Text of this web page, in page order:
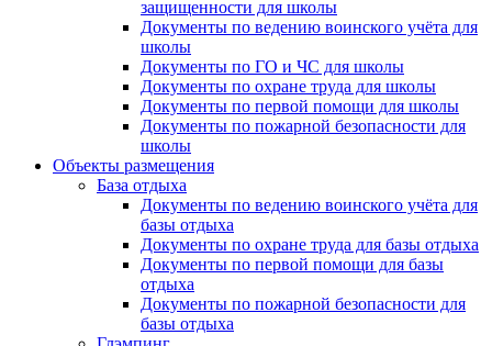
защищенности для школы
Документы по ведению воинского учёта для
школы
Документы по ГО и ЧС для школы
Документы по охране труда для школы
Документы по первой помощи для школы
Документы по пожарной безопасности для
школы
Объекты размещения
База отдыха
Документы по ведению воинского учёта для
базы отдыха
Документы по охране труда для базы отдыха
Документы по первой помощи для базы
отдыха
Документы по пожарной безопасности для
базы отдыха